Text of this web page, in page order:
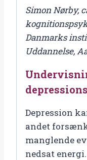
studerende
antal
Simon Nørby,
Danmarks
Uddannelse,
Depression
andet
manglende
nedsat energi.